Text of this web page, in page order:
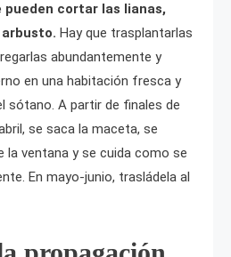
pueden cortar las lianas,
Hay que trasplantarlas
abundantemente y
en una habitación fresca y
sótano. A partir de finales de
se saca la maceta, se
la ventana y se cuida como se
En mayo-junio, trasládela al